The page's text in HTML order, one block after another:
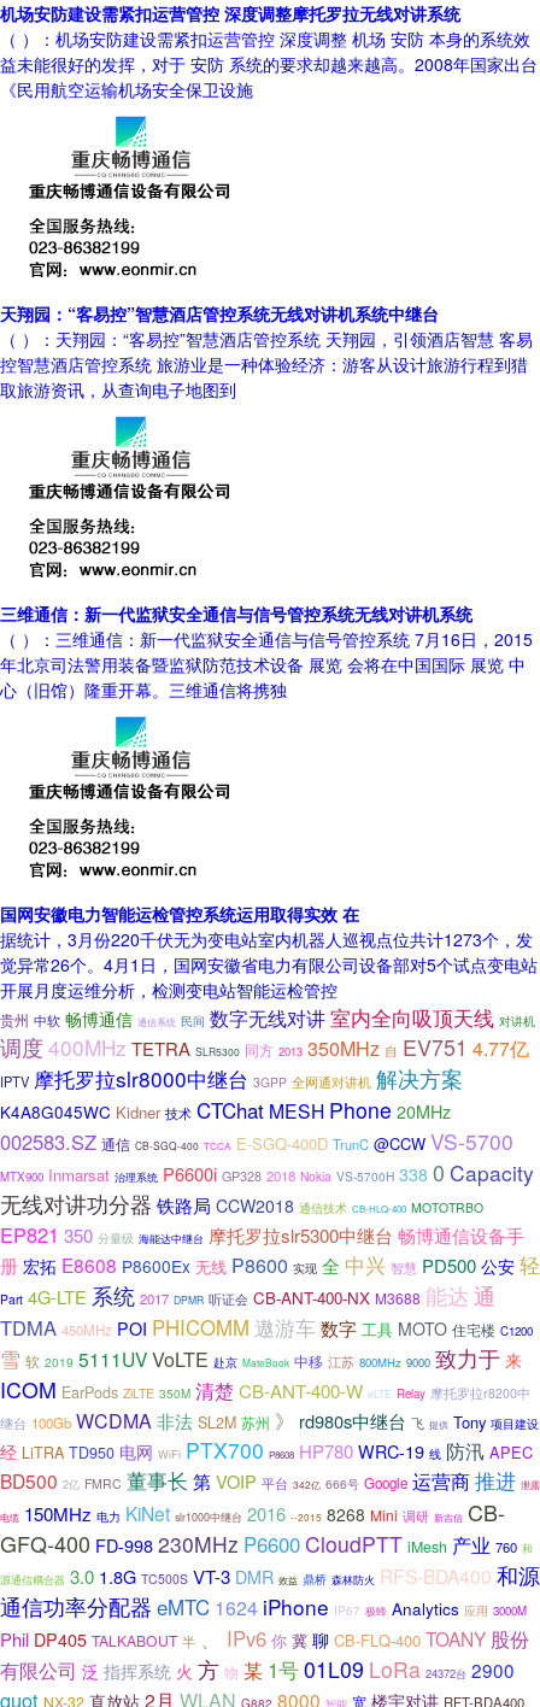
机场安防建设需紧扣运营管控 深度调整摩托罗拉无线对讲系统
（ ）：机场安防建设需紧扣运营管控 深度调整 机场 安防 本身的系统效
益未能很好的发挥，对于 安防 系统的要求却越来越高。2008年国家出台
《民用航空运输机场安全保卫设施
天翔园：“客易控”智慧酒店管控系统无线对讲机系统中继台
（ ）：天翔园：“客易控”智慧酒店管控系统 天翔园，引领酒店智慧 客易
控智慧酒店管控系统 旅游业是一种体验经济：游客从设计旅游行程到猎
取旅游资讯，从查询电子地图到
三维通信：新一代监狱安全通信与信号管控系统无线对讲机系统
（ ）：三维通信：新一代监狱安全通信与信号管控系统 7月16日，2015
年北京司法警用装备暨监狱防范技术设备 展览 会将在中国国际 展览 中
心（旧馆）隆重开幕。三维通信将携独
国网安徽电力智能运检管控系统运用取得实效 在
据统计，3月份220千伏无为变电站室内机器人巡视点位共计1273个，发
觉异常26个。4月1日，国网安徽省电力有限公司设备部对5个试点变电站
开展月度运维分析，检测变电站智能运检管控
贵州 中软 畅博通信 通信系统 民间 数字无线对讲室内全向吸顶天线 对讲机
调度 400MHz TETRA SLR5300 同方 2013 350MHz 自 EV751 4.77亿
IPTV 摩托罗拉slr8000中继台 3GPP 全网通对讲机 解决方案
K4A8G045WC Kidner 技术 CTChat MESH Phone 20MHz
002583.SZ 通信 CB-SGQ-400 TCCA E-SGQ-400D TrunC @CCW VS-5700
MTX900 Inmarsat 治理系统 P6600i GP328 2018 Nokia VS-5700H 338 0 Capacity
无线对讲功分器 铁路局 CCW2018 通信技术 CB-HLQ-400 MOTOTRBO
EP821 350 分量级 海能达中继台 摩托罗拉slr5300中继台 畅博通信设备手
册 宏拓 E8608 P8600Ex 无线 P8600 实现 全 中兴 智慧 PD500公安轻
Part 4G-LTE 系统 2017 DPMR 听证会 CB-ANT-400-NX M3688 能达 通
TDMA 450MHz POI PHICOMM 遨游车 数字 工具 MOTO 住宅楼 C1200
雪 软 2019 5111UVVoLTE 赴京 MateBook 中移 江苏 800MHz 9000 致力于 来
ICOM EarPods ZiLTE 350M 清楚CB-ANT-400-W eLTE Relay 摩托罗拉r8200中
继台 100Gb WCDMA非法 SL2M 苏州 》 rd980s中继台 飞 提供 Tony 项目建设
经 LiTRA TD950 电网 WiFi PTX700 P8608 HP780WRC-19 线 防汛 APEC
BD500 2亿 FMRC 董事长 第VOIP 平台 342亿 666号 Google 运营商推进 泄露
电缆 150MHz 电力 KiNet slr1000中继台 2016 --2015 8268 Mini 调研 新吉信 CB-
GFQ-400 FD-998230MHz P6600CloudPTT iMesh 产业 760 和
源通信耦合器 3.0 1.8G TC500S VT-3 DMR 效益 鼎桥 森林防火 RFS-BDA400 和源
通信功率分配器 eMTC 1624 iPhone IP67 极蜂 Analytics 应用 3000M
Phil DP405 TALKABOUT 半 、 IPv6 你 冀 聊 CB-FLQ-400 TOANY 股份
有限公司 泛 指挥系统 火 方 物 某 1号01L09 LoRa 24372台 2900
quot NX-32 直放站 2月 WLAN G882 8000 智能 宽 楼宇对讲 RFT-BDA400